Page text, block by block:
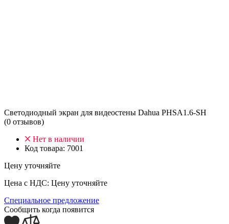
Светодиодный экран для видеостены Dahua PHSA1.6-SH
(0 отзывов)
Нет в наличии
Код товара: 7001
Цену уточняйте
Цена с НДС: Цену уточняйте
Специальное предложение
Сообщить когда появится